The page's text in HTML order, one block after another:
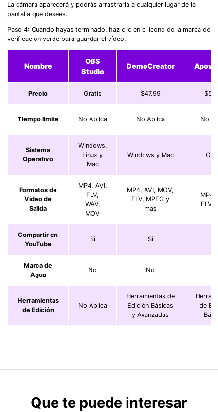
La cámara aparecerá y podrás arrastrarla a cualquier lugar de la
pantalla que desees.
Paso 4: Cuando hayas terminado, haz clic en el icono de la marca de
verificación verde para guardar el vídeo.
Nombre
OBS
Studio
DemoCreator
Precio Gratis $47.99
Tiempo limite No Aplica No Aplica No
Sistema
Operativo
Windows,
Linux y
Mac
Windows y Mac
Formatos de
Video de
Salida
MP4, AVI,
FLV,
WAV,
MOV
MP4, AVI, MOV,
FLV, MPEG y
mas
MP4,
FLV,
Compartir en
YouTube
Si Si
Marca de
Agua
No No
Herramientas
de Edición
No Aplica
Herramientas de
Edición Básicas
y Avanzadas
de
Que te puede interesar